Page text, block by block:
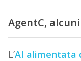
AgentC,
L’AI alimentata